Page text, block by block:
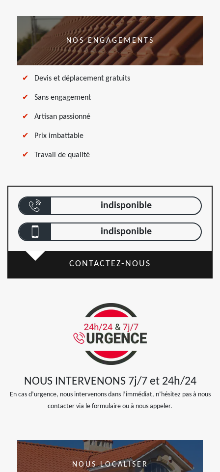
NOS ENGAGEMENTS
Devis et déplacement gratuits
Sans engagement
Artisan passionné
Prix imbattable
Travail de qualité
indisponible
indisponible
CONTACTEZ-NOUS
NOUS INTERVENONS 7j/7 et 24h/24
En cas d’urgence, nous intervenons dans l’immédiat, n’hésitez pas à nous
contacter via le formulaire ou à nous appeler.
NOUS LOCALISER